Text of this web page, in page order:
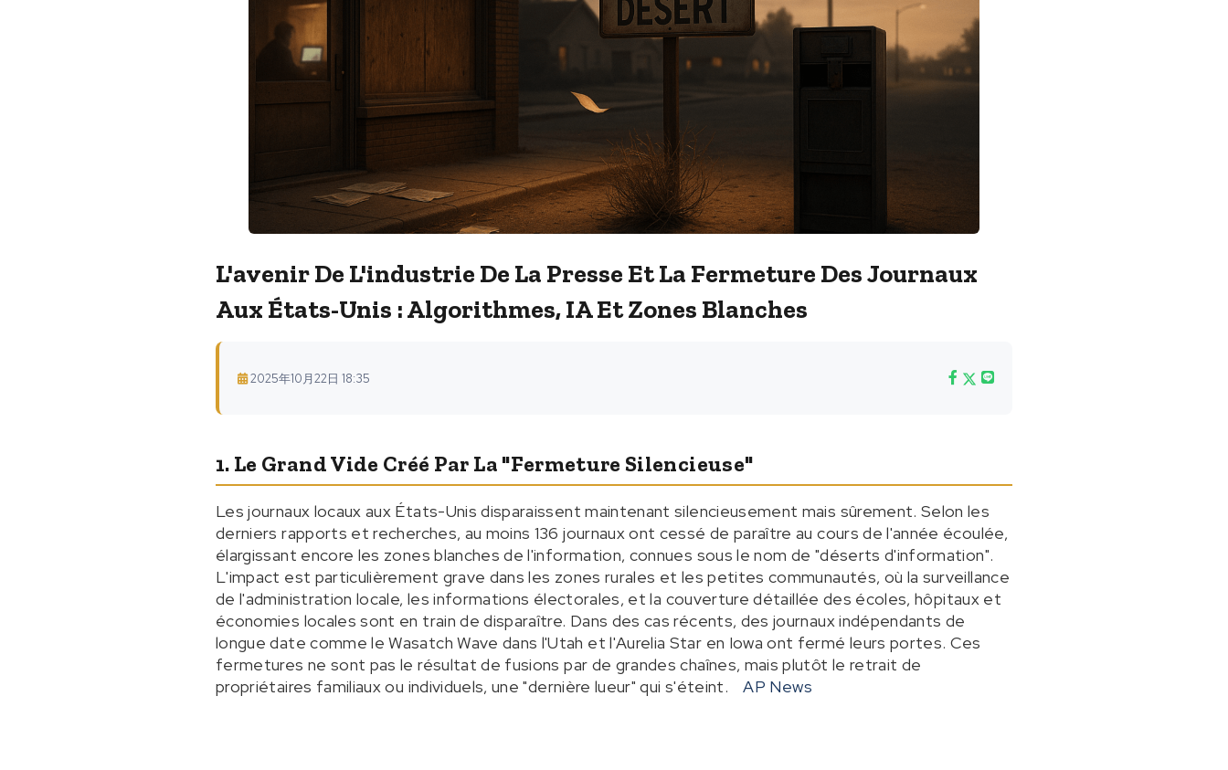
L'avenir De L'industrie De La Presse Et La Fermeture Des Journaux
Aux États-Unis : Algorithmes, IA Et Zones Blanches
2025年10月22日 18:35
1. Le Grand Vide Créé Par La "fermeture Silencieuse"
Les journaux locaux aux États-Unis disparaissent maintenant silencieusement mais sûrement. Selon les
derniers rapports et recherches, au moins 136 journaux ont cessé de paraître au cours de l'année écoulée,
élargissant encore les zones blanches de l'information, connues sous le nom de "déserts d'information".
L'impact est particulièrement grave dans les zones rurales et les petites communautés, où la surveillance
de l'administration locale, les informations électorales, et la couverture détaillée des écoles, hôpitaux et
économies locales sont en train de disparaître. Dans des cas récents, des journaux indépendants de
longue date comme le Wasatch Wave dans l'Utah et l'Aurelia Star en Iowa ont fermé leurs portes. Ces
fermetures ne sont pas le résultat de fusions par de grandes chaînes, mais plutôt le retrait de
propriétaires familiaux ou individuels, une "dernière lueur" qui s'éteint.
AP News